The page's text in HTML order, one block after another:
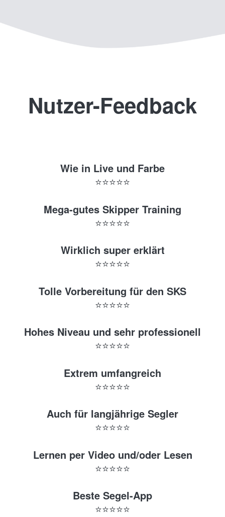
Nutzer-Feedback
Wie in Live und Farbe
⭐️⭐️⭐️⭐️⭐️
Mega-gutes Skipper Training
⭐️⭐️⭐️⭐️⭐️
Wirklich super erklärt
⭐️⭐️⭐️⭐️⭐️
Tolle Vorbereitung für den SKS
⭐️⭐️⭐️⭐️⭐️
Hohes Niveau und sehr professionell
⭐️⭐️⭐️⭐️⭐️
Extrem umfangreich
⭐️⭐️⭐️⭐️⭐️
Auch für langjährige Segler
⭐️⭐️⭐️⭐️⭐️
Lernen per Video und/oder Lesen
⭐️⭐️⭐️⭐️⭐️
Beste Segel-App
⭐️⭐️⭐️⭐️⭐️